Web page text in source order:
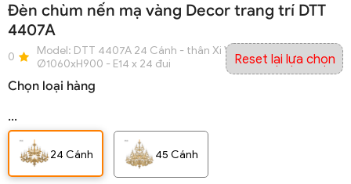
Đèn chùm nến mạ vàng Decor trang trí DTT
4407A
0 Model: DTT 4407A 24 Cánh - thân Xi Vàng đá Trắng -
Ø1060xH900 - E14 x 24 đui
Chọn loại hàng
...
24 Cánh 45 Cánh
Reset lại lựa chọn